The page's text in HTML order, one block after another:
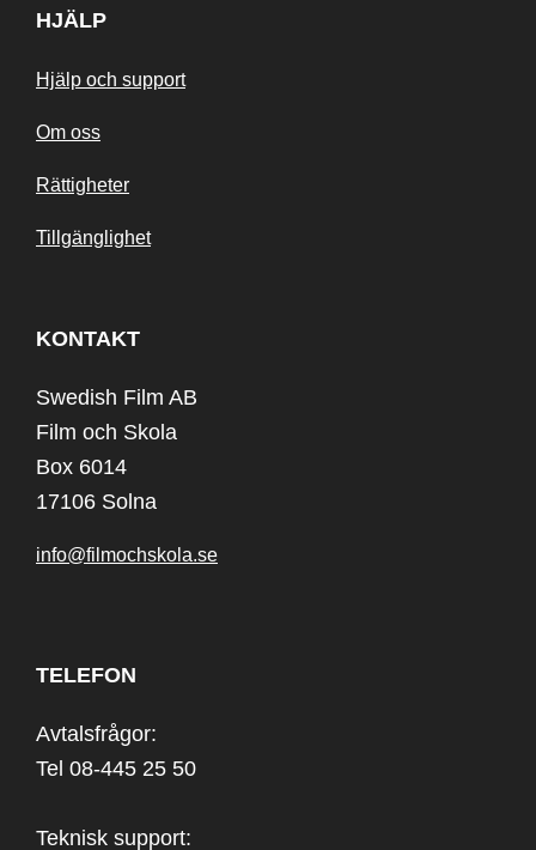
HJÄLP
Hjälp och support
Om oss
Rättigheter
Tillgänglighet
KONTAKT
Swedish Film AB
Film och Skola
Box 6014
17106 Solna
info@filmochskola.se
TELEFON
Avtalsfrågor:
Tel 08-445 25 50
Teknisk support: